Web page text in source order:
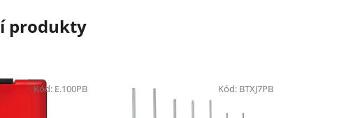
produkty
Kód: E.100PB Kód: BTXJ7PB